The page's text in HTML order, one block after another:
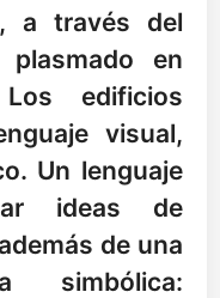
a través del
plasmado en
edificios
visual,
Un lenguaje
ideas de
de una
simbólica: